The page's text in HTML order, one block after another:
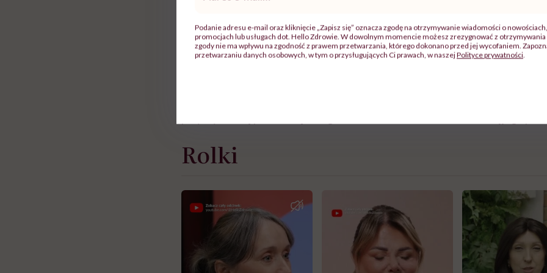
Przykładowo, w Stanach Zjednoczonych wśród dzieci do 15. roku życia
stanowią podstawę do usunięcia migdałków w raptem 30 proc. przypadków.
większość ma związek z próbą rozwiązania problemu bezdechu sennego, do
Rolki
mail*
Podanie adresu e-mail oraz kliknięcie „Zapisz się” oznacza zgodę na otrzymywanie wiadomości o
promocjach lub usługach dot. Hello Zdrowie. W dowolnym momencie możesz zrezygnować z
zgody nie ma wpływu na zgodność z prawem przetwarzania, którego dokonano przed jej wycofaniem.
przetwarzaniu danych osobowych, w tym o przysługujących Ci prawach, w naszejPolityce prywatności.